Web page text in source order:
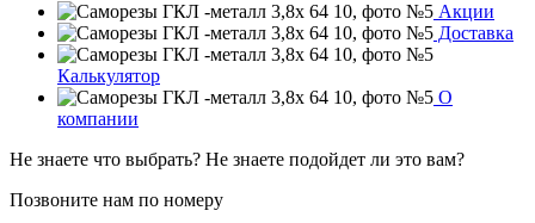
Акции
Доставка
Калькулятор
О
компании
Не знаете что выбрать? Не знаете подойдет ли это вам?
Позвоните нам по номеру